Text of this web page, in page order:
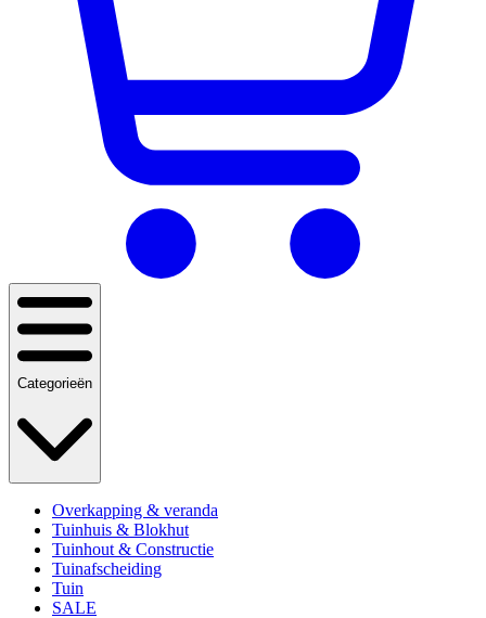
Categorieën
Overkapping & veranda
Tuinhuis & Blokhut
Tuinhout & Constructie
Tuinafscheiding
Tuin
SALE